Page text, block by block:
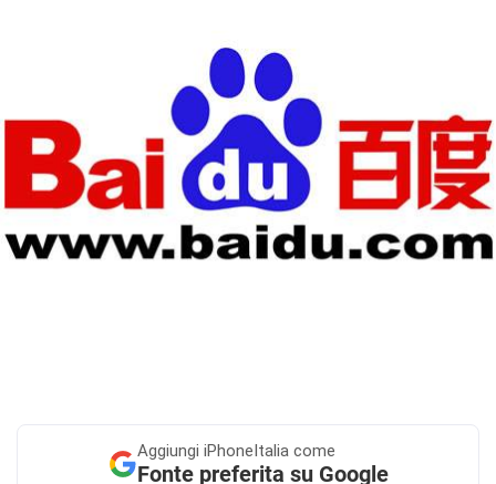
Aggiungi iPhoneItalia come
Fonte preferita su Google